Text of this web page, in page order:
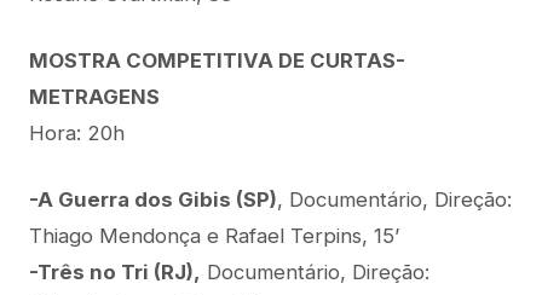
MOSTRA COMPETITIVA DE CURTAS-
METRAGENS
Hora: 20h
-A Guerra dos Gibis (SP), Documentário, Direção:
Thiago Mendonça e Rafael Terpins, 15’
-Três no Tri (RJ), Documentário, Direção: